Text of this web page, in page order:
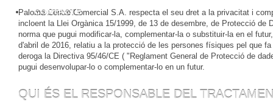
CONTACTE
Paloma Centre Comercial S.A. respecta el seu dret a la privacitat i
incloent la Llei Orgànica 15/1999, de 13 de desembre, de Protecció
norma que pugui modificar-la, complementar-la o substituir-la en el
d'abril de 2016, relatiu a la protecció de les persones físiques pel que
deroga la Directiva 95/46/CE ( "Reglament General de Protecció de
pugui desenvolupar-lo o complementar-lo en un futur.
QUI ÉS EL RESPONSABLE DEL